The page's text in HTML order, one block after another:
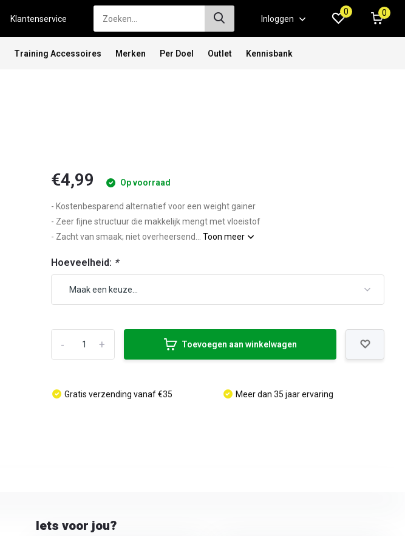
Klantenservice Inloggen
0 0
Training Accessoires Merken Per Doel Outlet Kennisbank
€4,99 Op voorraad
- Kostenbesparend alternatief voor een weight gainer
- Zeer fijne structuur die makkelijk mengt met vloeistof
- Zacht van smaak; niet overheersend...Toon meer
Hoeveelheid: *
+
- Toevoegen aan winkelwagen
Gratis verzending vanaf €35 Meer dan 35 jaar ervaring
Iets voor jou?